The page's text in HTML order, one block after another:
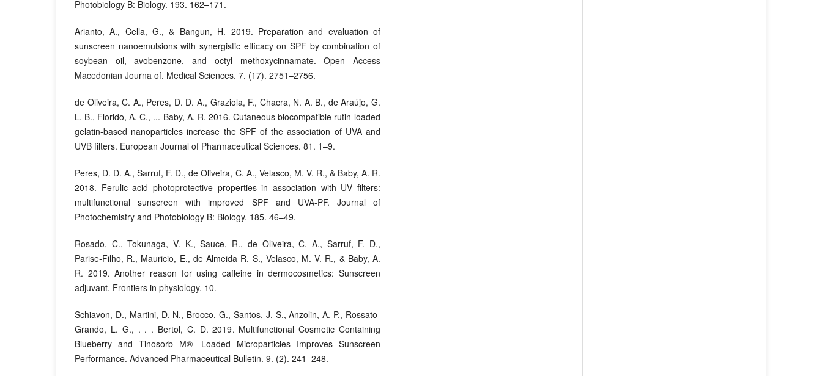
Photobiology B: Biology. 193. 162–171.
Arianto, A., Cella, G., & Bangun, H. 2019. Preparation and evaluation of
sunscreen nanoemulsions with synergistic efficacy on SPF by combination of
soybean oil, avobenzone, and octyl methoxycinnamate. Open Access
Macedonian Journa of. Medical Sciences. 7. (17). 2751–2756.
de Oliveira, C. A., Peres, D. D. A., Graziola, F., Chacra, N. A. B., de Araújo, G.
L. B., Florido, A. C., ... Baby, A. R. 2016. Cutaneous biocompatible rutin-loaded
gelatin-based nanoparticles increase the SPF of the association of UVA and
UVB filters. European Journal of Pharmaceutical Sciences. 81. 1–9.
Peres, D. D. A., Sarruf, F. D., de Oliveira, C. A., Velasco, M. V. R., & Baby, A. R.
2018. Ferulic acid photoprotective properties in association with UV filters:
multifunctional sunscreen with improved SPF and UVA-PF. Journal of
Photochemistry and Photobiology B: Biology. 185. 46–49.
Rosado, C., Tokunaga, V. K., Sauce, R., de Oliveira, C. A., Sarruf, F. D.,
Parise-Filho, R., Mauricio, E., de Almeida R. S., Velasco, M. V. R., & Baby, A.
R. 2019. Another reason for using caffeine in dermocosmetics: Sunscreen
adjuvant. Frontiers in physiology. 10.
Schiavon, D., Martini, D. N., Brocco, G., Santos, J. S., Anzolin, A. P., Rossato-
Grando, L. G., . . . Bertol, C. D. 2019. Multifunctional Cosmetic Containing
Blueberry and Tinosorb M®- Loaded Microparticles Improves Sunscreen
Performance. Advanced Pharmaceutical Bulletin. 9. (2). 241–248.